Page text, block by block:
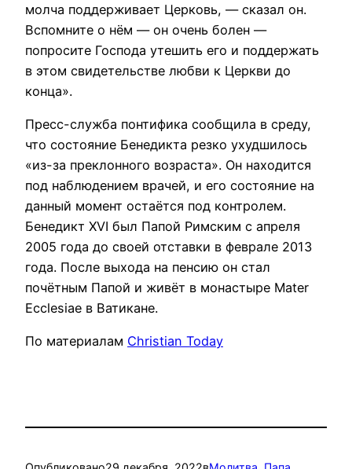
молча поддерживает Церковь, — сказал он.
Вспомните о нём — он очень болен —
попросите Господа утешить его и поддержать
в этом свидетельстве любви к Церкви до
конца».
Пресс-служба понтифика сообщила в среду,
что состояние Бенедикта резко ухудшилось
«из-за преклонного возраста». Он находится
под наблюдением врачей, и его состояние на
данный момент остаётся под контролем.
Бенедикт XVI был Папой Римским с апреля
2005 года до своей отставки в феврале 2013
года. После выхода на пенсию он стал
почётным Папой и живёт в монастыре Mater
Ecclesiae в Ватикане.
По материалам Christian Today